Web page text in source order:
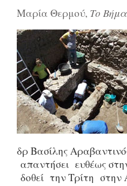
Μαρία Θερμού, Το Βήμα
δρ Βασίλης
απαντήσει ευθέως
δοθεί την Τρίτη στην